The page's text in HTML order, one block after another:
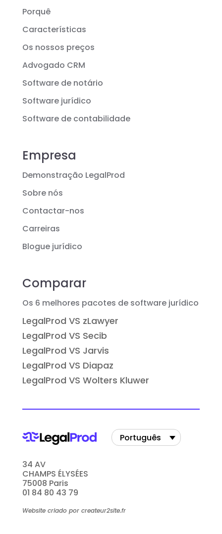
Porquê
Características
Os nossos preços
Advogado CRM
Software de notário
Software jurídico
Software de contabilidade
Empresa
Demonstração LegalProd
Sobre nós
Contactar-nos
Carreiras
Blogue jurídico
Comparar
Os 6 melhores pacotes de software jurídico
LegalProd VS zLawyer
LegalProd VS Secib
LegalProd VS Jarvis
LegalProd VS Diapaz
LegalProd VS Wolters Kluwer
34 AV
CHAMPS ÉLYSÉES
75008 Paris
01 84 80 43 79
Website criado por createur2site.fr
Português